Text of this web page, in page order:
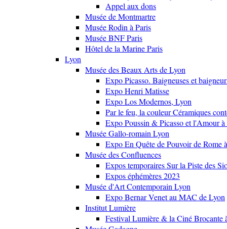
Appel aux dons
Musée de Montmartre
Musée Rodin à Paris
Musée BNF Paris
Hôtel de la Marine Paris
Lyon
Musée des Beaux Arts de Lyon
Expo Picasso. Baigneuses et
Expo Henri Matisse
Expo Los Modernos, Lyon
Par le feu, la couleur Céramiques
Expo Poussin & Picasso et l'Amour
Musée Gallo-romain Lyon
Expo En Quête de Pouvoir de Rome
Musée des Confluences
Expos temporaires Sur la Piste des
Expos éphémères 2023
Musée d'Art Contemporain Lyon
Expo Bernar Venet au MAC de Lyon
Institut Lumière
Festival Lumière & la Ciné Brocante